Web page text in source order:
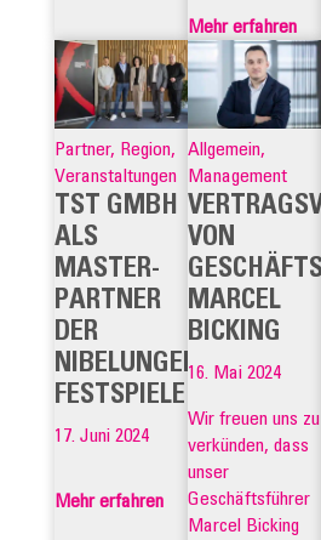
Mehr erfahren
Partner, Region,
Veranstaltungen
TST GMBH
ALS
MASTER-
PARTNER
DER
NIBELUNGEN-
FESTSPIELE!
17. Juni 2024
Mehr erfahren
Allgemein,
Management
VON
MARCEL
BICKING
16. Mai 2024
Wir freuen uns zu
verkünden, dass
unser
Geschäftsführer
Marcel Bicking